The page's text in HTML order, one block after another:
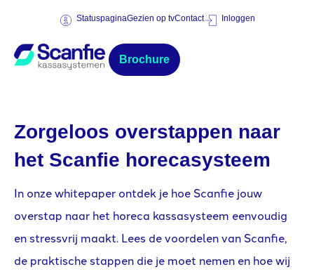
StatuspaginaGezien op tvContact Inloggen
Brochure
Zorgeloos overstappen naar
het Scanfie horecasysteem
In onze whitepaper ontdek je hoe Scanfie jouw
overstap naar het horeca kassasysteem eenvoudig
en stressvrij maakt. Lees de voordelen van Scanfie,
de praktische stappen die je moet nemen en hoe wij